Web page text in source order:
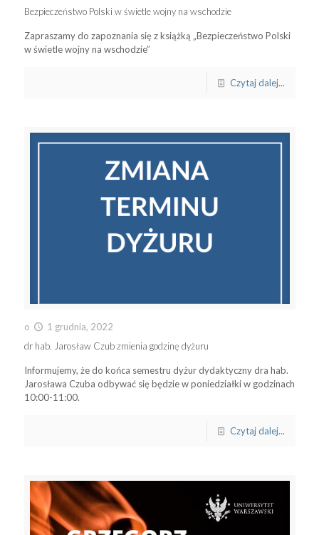
Bezpieczeństwo Polski w świetle wojny na wschodzie
Zapraszamy do zapoznania się z książką „Bezpieczeństwo Polski
w świetle wojny na wschodzie”
Czytaj dalej...
o
1 grudnia, 2022
dr hab. Jarosław Czub zmienia godzinę dyżuru
Informujemy, że do końca semestru dyżur dydaktyczny dra hab.
Jarosława Czuba odbywać się będzie w poniedziałki w godzinach
10:00-11:00.
Czytaj dalej...